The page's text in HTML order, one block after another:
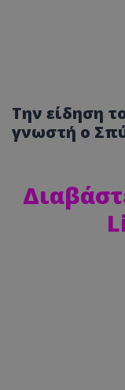
Την είδηση
γνωστή ο